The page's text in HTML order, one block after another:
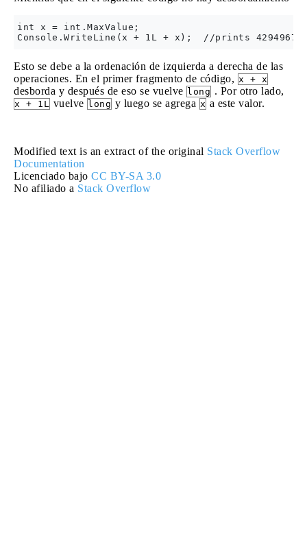
int x = int.MaxValue;
Esto se debe a la ordenación de izquierda a derecha de las
operaciones. En el primer fragmento de código, x + x
desborda y después de eso se vuelve long . Por otro lado,
x + 1L vuelve long y luego se agrega x a este valor.
Modified text is an extract of the original Stack Overflow
Documentation
Licenciado bajo CC BY-SA 3.0
No afiliado a Stack Overflow